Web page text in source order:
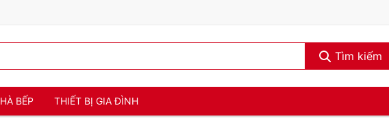
Tìm kiếm
BẾP THIẾT BỊ GIA ĐÌNH